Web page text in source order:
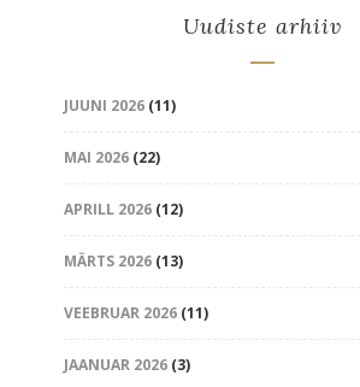
Uudiste arhiiv
JUUNI 2026(11)
MAI 2026(22)
APRILL 2026(12)
MÄRTS 2026(13)
VEEBRUAR 2026(11)
JAANUAR 2026(3)